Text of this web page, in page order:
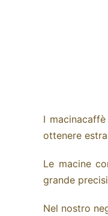
I
ottenere
Le macine
grande
Nel nostro